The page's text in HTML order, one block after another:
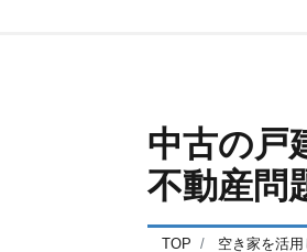
中古の戸
不動産問
TOP 空き家を活